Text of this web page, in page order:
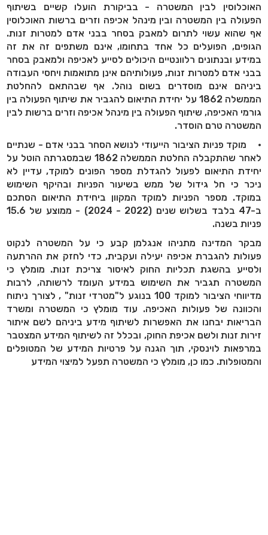
האוכלוסין לבין המשטרה - בביקורת הועלו קשיים בשיתוף
הפעולה בין המשטרה ובין מינהל אכיפה וזרים ברשות האוכלוסין
אף שהוא עשוי לתרום למאבק בסחר בבני אדם למטרות זנות.
הגופים, הפועלים כל אחד בתחומו, אינם משתפים זה את זה
במידע ובנתונים רלוונטיים היכולים לסייע לאכיפה ולמאבק בסחר
בבני אדם למטרות זנות, פעולותיהם אינן מתואמות ויחסי העבודה
ביניהם אינם מוסדרים בשום נוהל. אף שבהתאם להחלטת
הממשלה 1862 על יחידת התיאום להגביר את שיתוף הפעולה בין
גורמי האכיפה, שיתוף הפעולה בין מינהל אכיפה וזרים ברשות לבין
המשטרה טרם הוסדר.
• מוקד פניות הציבור הייעודי לנושא הסחר בבני אדם - שנתיים
לאחר שהתקבלה החלטת הממשלה 1862 שבמסגרתה הוטל על
יחידת התיאום לפעול להגדלת מספר הפונים למוקד, עדיין לא
ניכר כי חל גידול של ממש בשיעור הפניות ובהיקף השימוש
במוקד. מספר הפניות למוקד המקוון ביחידת התיאום הסתכם
ב-47 בלבד בשלוש שנים (2022 - 2024) - ממוצע של 15.6
פניות בשנה.
מבקר המדינה מתניהו אנגלמן קבע כי על המשטרה לנקוט
פעולות להגברת אכיפה יעילה ועקבית, כדי לחזק את ההרתעה
ולסייע בהשגת תכליות החוק לאיסור צריכת זנות. מומלץ כי
המשטרה תגביר את השימוש במידע העומד לרשותה, לרבות
מדיווחי הציבור למוקד 100 בנוגע ל"מטרדי זנות" , לצורך ניתוח
והכוונה של פעולות האכיפה. עוד מומלץ כי המשטרה ומשרד
הבריאות יבחנו את האפשרות לשיתוף מידע ביניהם לשם איתור
זירות זנות ולשם אכיפת החוק, ובכלל זה לשיתוף המידע המצטבר
במרפאות לוינסקי, תוך הגנה על פרטיות המידע של המטופלים
והמטופלות. כמו כן, מומלץ כי המשטרה תפעל למיצוי המידע